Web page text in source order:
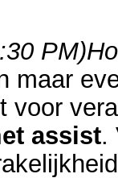
PM)
maar
voor
assist.